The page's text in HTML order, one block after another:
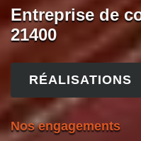
Entreprise de
21400
RÉALISATIONS
Nos engagements